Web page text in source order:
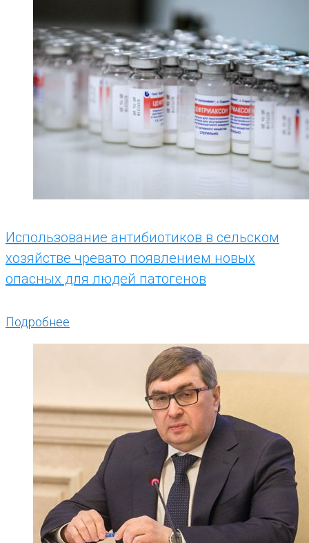
Использование антибиотиков в сельском
хозяйстве чревато появлением новых
опасных для людей патогенов
Подробнее